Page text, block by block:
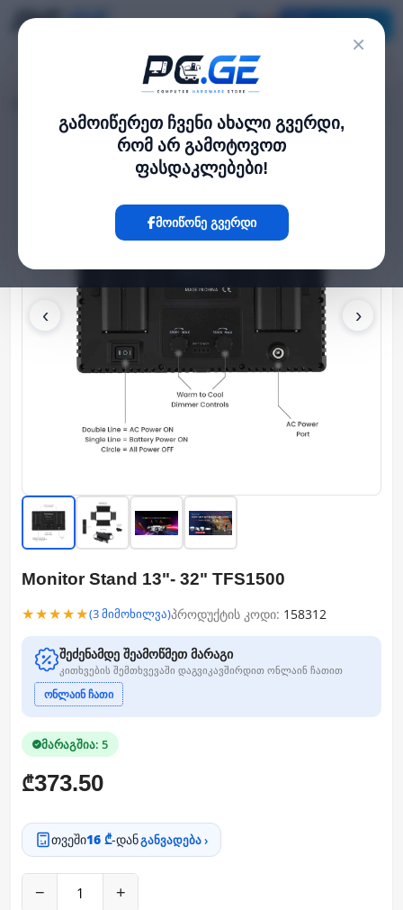
×
გამოიწერეთ ჩვენი ახალი გვერდი,
რომ არ გამოტოვოთ
ფასდაკლებები!
მოიწონე გვერდი
‹ ›
Monitor Stand 13"- 32" TFS1500
★★★★★(3 მიმოხილვა)პროდუქტის კოდი: 158312
შეძენამდე შეამოწმეთ მარაგი
კითხვების შემთხვევაში დაგვიკავშირდით ონლაინ ჩათით
ონლაინ ჩათი
მარაგშია: 5
₾373.50
თვეში16 ₾-დანგანვადება ›
− +